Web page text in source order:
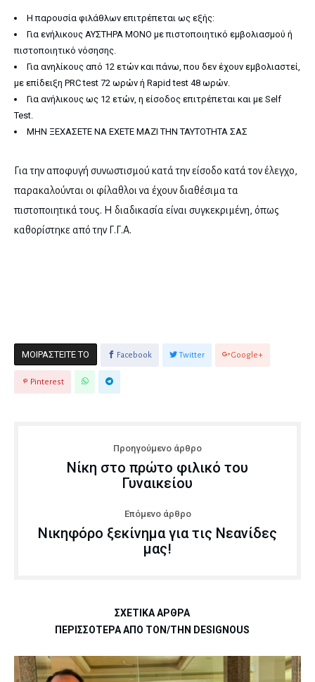
Η παρουσία φιλάθλων επιτρέπεται ως εξής:
Για ενήλικους ΑΥΣΤΗΡΑ ΜΟΝΟ με πιστοποιητικό εμβολιασμού ή
πιστοποιητικό νόσησης.
Για ανηλίκους από 12 ετών και πάνω, που δεν έχουν εμβολιαστεί,
με επίδειξη PRC test 72 ωρών ή Rapid test 48 ωρών.
Για ανήλικους ως 12 ετών, η είσοδος επιτρέπεται και με Self
Test.
ΜΗΝ ΞΕΧΑΣΕΤΕ ΝΑ ΕΧΕΤΕ ΜΑΖΙ ΤΗΝ ΤΑΥΤΟΤΗΤΑ ΣΑΣ
Για την αποφυγή συνωστισμού κατά την είσοδο κατά τον έλεγχο,
παρακαλούνται οι φίλαθλοι να έχουν διαθέσιμα τα
πιστοποιητικά τους. Η διαδικασία είναι συγκεκριμένη, όπως
καθορίστηκε από την Γ.Γ.Α.
ΜΟΙΡΑΣΤΕΊΤΕ ΤΟ Facebook Twitter Google+
Pinterest
Προηγούμενο άρθρο
Νίκη στο πρώτο φιλικό του
Γυναικείου
Επόμενο άρθρο
Νικηφόρο ξεκίνημα για τις Νεανίδες
μας!
ΣΧΕΤΙΚΆ ΆΡΘΡΑ
ΠΕΡΙΣΣΌΤΕΡΑ ΑΠΌ ΤΟΝ/ΤΗΝ DESIGNOUS